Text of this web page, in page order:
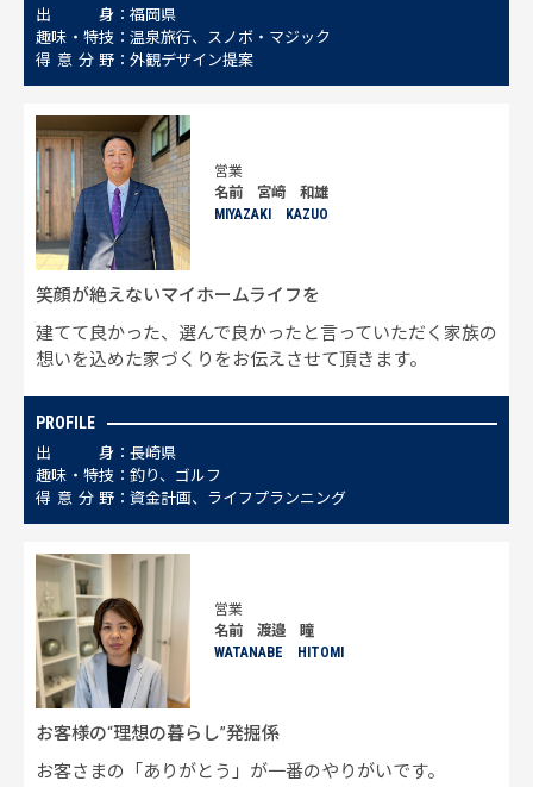
出 身
福岡県
趣味 ・ 特技
温泉旅行、スノボ・マジック
得 意 分 野 外観デザイン提案
営業
名前 宮﨑 和雄
MIYAZAKI KAZUO
笑顔が絶えないマイホームライフを
建てて良かった、選んで良かったと言っていただく家族の
想いを込めた家づくりをお伝えさせて頂きます。
PROFILE
出 身
長崎県
趣味 ・ 特技
釣り、ゴルフ
得 意 分 野 資金計画、ライフプランニング
営業
名前 渡邉 瞳
WATANABE HITOMI
お客様の“理想の暮らし”発掘係
お客さまの「ありがとう」が一番のやりがいです。